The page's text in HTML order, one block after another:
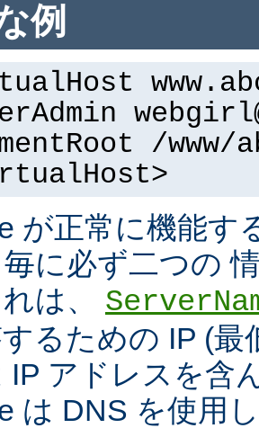
例
/www/
が正常に機能す
に必ず二つの
は、
るための IP (最
IP アドレスを含
は DNS を使用